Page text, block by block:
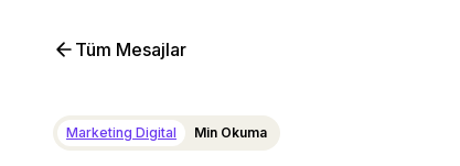
Tüm Mesajlar
Marketing Digital Min Okuma